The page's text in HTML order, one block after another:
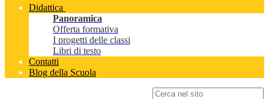
Didattica
Panoramica
Offerta formativa
I progetti delle classi
Libri di testo
Contatti
Blog della Scuola